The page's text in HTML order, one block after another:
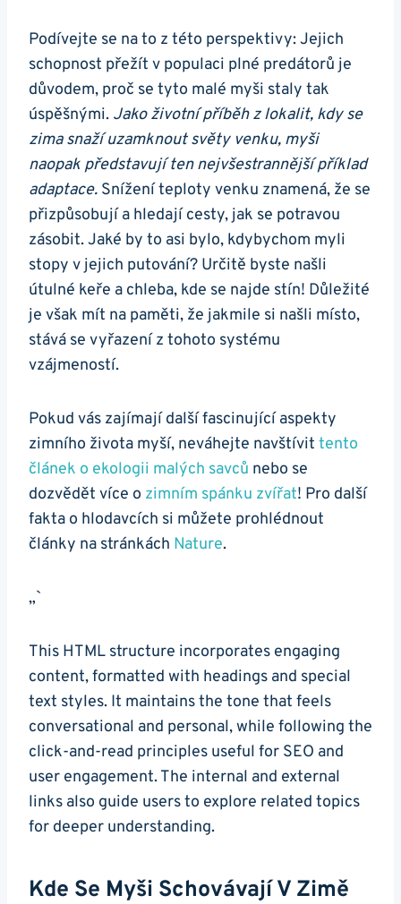
Podívejte se na to z této perspektivy: Jejich
schopnost přežít v populaci plné predátorů je
důvodem, proč se tyto malé myši staly tak
úspěšnými. Jako životní příběh z lokalit, kdy se
zima snaží uzamknout světy venku, myši
naopak představují ten nejvšestrannější příklad
adaptace. Snížení teploty venku znamená, že se
přizpůsobují a hledají cesty, jak se potravou
zásobit. Jaké by to asi bylo, kdybychom myli
stopy v jejich putování? Určitě byste našli
útulné keře a chleba, kde se najde stín! Důležité
je však mít na paměti, že jakmile si našli místo,
stává se vyřazení z tohoto systému
vzájmeností.
Pokud vás zajímají další fascinující aspekty
zimního života myší, neváhejte navštívit tento
článek o ekologii malých savců nebo se
dozvědět více o zimním spánku zvířat! Pro další
fakta o hlodavcích si můžete prohlédnout
články na stránkách Nature.
„`
This HTML structure incorporates engaging
content, formatted with headings and special
text styles. It maintains the tone that feels
conversational and personal, while following the
click-and-read principles useful for SEO and
user engagement. The internal and external
links also guide users to explore related topics
for deeper understanding.
Kde Se Myši Schovávají V Zimě